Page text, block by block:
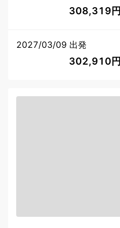
308,319円
2027/03/09 出発
302,910円